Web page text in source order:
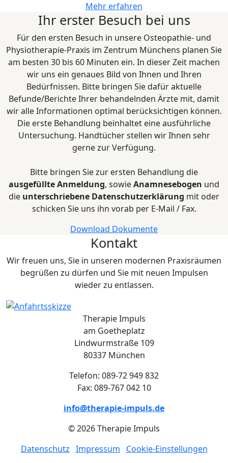
Mehr erfahren
Ihr erster Besuch bei uns
Für den ersten Besuch in unsere Osteopathie- und
Physiotherapie-Praxis im Zentrum Münchens planen Sie
am besten 30 bis 60 Minuten ein. In dieser Zeit machen
wir uns ein genaues Bild von Ihnen und Ihren
Bedürfnissen. Bitte bringen Sie dafür aktuelle
Befunde/Berichte Ihrer behandelnden Ärzte mit, damit
wir alle Informationen optimal berücksichtigen können.
Die erste Behandlung beinhaltet eine ausführliche
Untersuchung. Handtücher stellen wir Ihnen sehr
gerne zur Verfügung.
Bitte bringen Sie zur ersten Behandlung die
ausgefüllte Anmeldung, sowieAnamnesebogen und
die unterschriebene Datenschutzerklärung mit oder
schicken Sie uns ihn vorab per E-Mail / Fax.
Download Dokumente
Kontakt
Wir freuen uns, Sie in unseren modernen Praxisräumen
begrüßen zu dürfen und Sie mit neuen Impulsen
wieder zu entlassen.
Therapie Impuls
am Goetheplatz
Lindwurmstraße 109
80337 München
Telefon: 089-72 949 832
Fax: 089-767 042 10
info@therapie-impuls.de
© 2026 Therapie Impuls
Datenschutz Impressum Cookie-Einstellungen